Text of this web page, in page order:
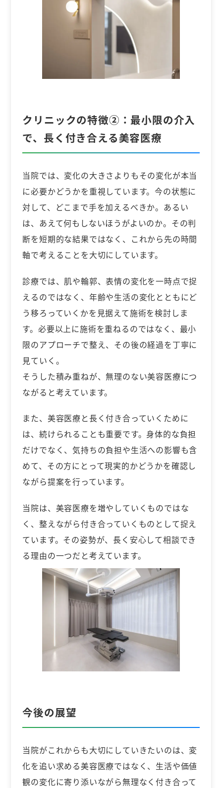
クリニックの特徴②： 最小限の介入
で、長く付き合える美容医療
当院では、変化の大きさよりもその変化が本当
に必要かどうかを重視しています。今の状態に
対して、どこまで手を加えるべきか。あるい
は、あえて何もしないほうがよいのか。その判
断を短期的な結果ではなく、これから先の時間
軸で考えることを大切にしています。
診療では、肌や輪郭、表情の変化を一時点で捉
えるのではなく、年齢や生活の変化とともにど
う移ろっていくかを見据えて施術を検討しま
す。必要以上に施術を重ねるのではなく、最小
限のアプローチで整え、その後の経過を丁寧に
見ていく。
そうした積み重ねが、無理のない美容医療につ
ながると考えています。
また、美容医療と長く付き合っていくために
は、続けられることも重要です。身体的な負担
だけでなく、気持ちの負担や生活への影響も含
めて、その方にとって現実的かどうかを確認し
ながら提案を行っています。
当院は、美容医療を増やしていくものではな
く、整えながら付き合っていくものとして捉え
ています。その姿勢が、長く安心して相談でき
る理由の一つだと考えています。
今後の展望
当院がこれからも大切にしていきたいのは、変
化を追い求める美容医療ではなく、生活や価値
観の変化に寄り添いながら無理なく付き合って